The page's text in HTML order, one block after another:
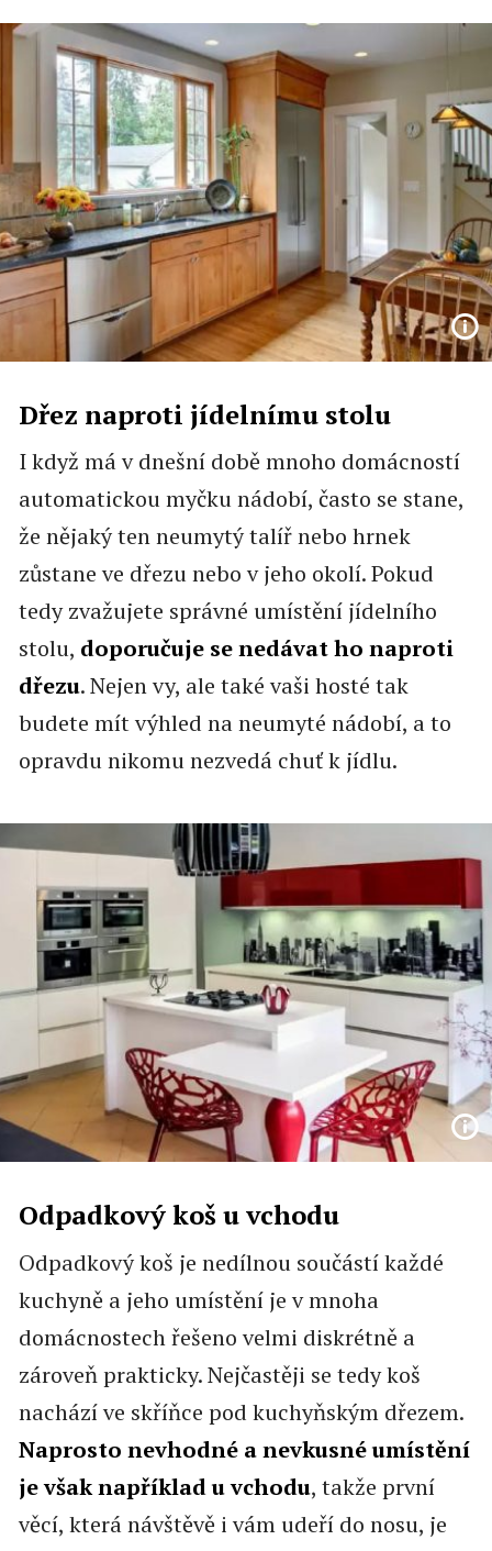
Dřez naproti jídelnímu stolu
I když má v dnešní době mnoho domácností
automatickou myčku nádobí, často se stane,
že nějaký ten neumytý talíř nebo hrnek
zůstane ve dřezu nebo v jeho okolí. Pokud
tedy zvažujete správné umístění jídelního
stolu, doporučuje se nedávat ho naproti
dřezu. Nejen vy, ale také vaši hosté tak
budete mít výhled na neumyté nádobí, a to
opravdu nikomu nezvedá chuť k jídlu.
Odpadkový koš u vchodu
Odpadkový koš je nedílnou součástí každé
kuchyně a jeho umístění je v mnoha
domácnostech řešeno velmi diskrétně a
zároveň prakticky. Nejčastěji se tedy koš
nachází ve skříňce pod kuchyňským dřezem.
Naprosto nevhodné a nevkusné umístění
je však například u vchodu, takže první
věcí, která návštěvě i vám udeří do nosu, je